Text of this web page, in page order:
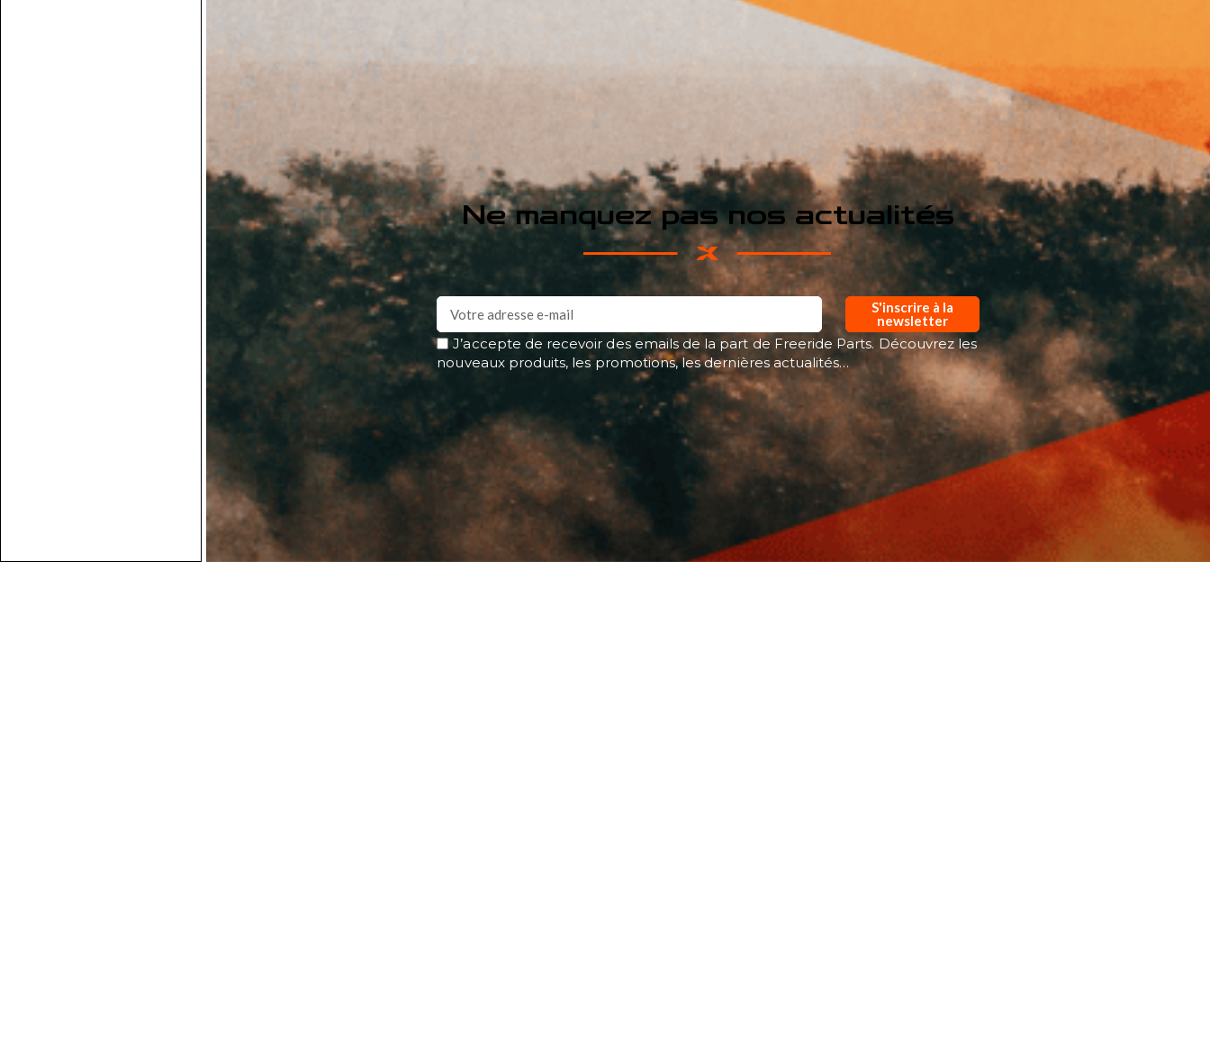
Ne manquez pas nos actualités
S'inscrire à la
newsletter
J’accepte de recevoir des emails de la part de Freeride Parts. Découvrez les
nouveaux produits, les promotions, les dernières actualités…